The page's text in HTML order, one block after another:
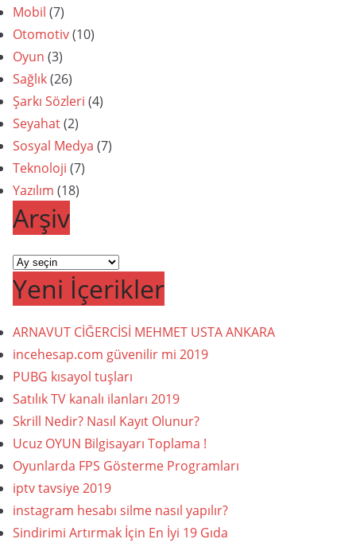
Mobil (7)
Otomotiv(10)
Oyun (3)
Sağlık(26)
Şarkı Sözleri (4)
Seyahat(2)
Sosyal Medya (7)
Teknoloji (7)
Yazılım (18)
Arşiv
Arşiv
Yeni İçerikler
ARNAVUT CİĞERCİSİ MEHMET USTA ANKARA
incehesap.com güvenilir mi 2019
PUBG kısayol tuşları
Satılık TV kanalı ilanları 2019
Skrill Nedir? Nasıl Kayıt Olunur?
Ucuz OYUN Bilgisayarı Toplama !
Oyunlarda FPS Gösterme Programları
iptv tavsiye 2019
instagram hesabı silme nasıl yapılır?
Sindirimi Artırmak İçin En İyi 19 Gıda